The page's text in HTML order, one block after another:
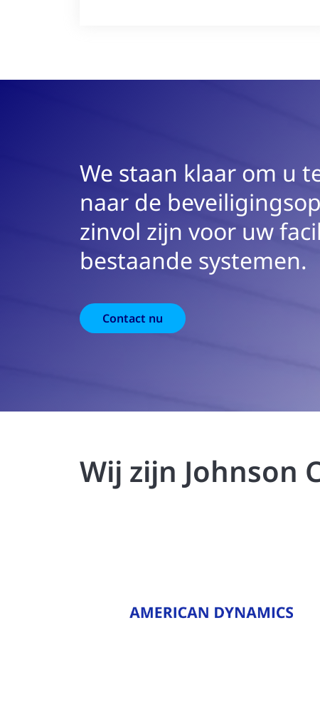
We staan klaar om u
naar de
zinvol zijn voor uw
bestaande systemen.
Contact nu
Wij zijn Johnson